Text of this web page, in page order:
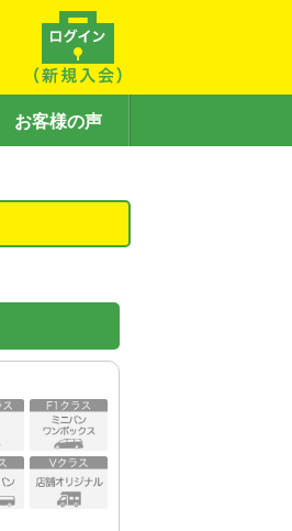
お客様の声